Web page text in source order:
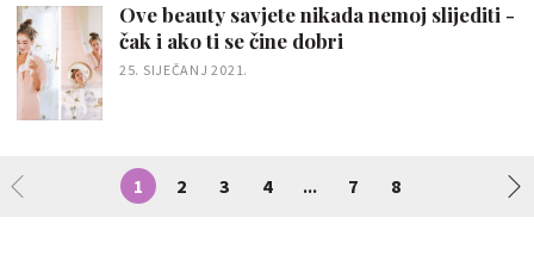
Ove beauty savjete nikada nemoj slijediti -
čak i ako ti se čine dobri
25. SIJEČANJ 2021.
1 2 3 4 ... 7 8